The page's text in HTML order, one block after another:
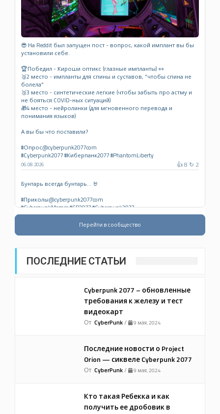
😎 На Reddit был запущен пост - вопрос, какой имплант вы бы
установили себе.
🏆Победил - Кироши оптикс (глазные импланты) 👀
🥈2 место - импланты для спины и суставов, "чтобы спина не
болела"
🥉3 место - синтетические легкие (чтобы забыть про астму и
не бояться COVID-ных ситуаций)
🎁4 место - нейролинки (для мгновенного перевода и
понимания языков)
А вы бы что поставили?
#Опрос@cyberpunk2077com
#Cyberpunk2077 #Киберпанк2077 #PhantomLiberty
06.08.2026 👍 8 ↻ 2
Бунтарь всегда бунтарь... 🤘
#Приколы@cyberpunk2077com
#CyberpunkMemes #CP2077 #Cyberpunk2077
06.08.2026 👍 45 ↻ 2
Перейти в сообщество
ПОСЛЕДНИЕ СТАТЬИ
Cyberpunk 2077 – обновленные
требования к железу и тест
видеокарт
От CyberPunk/ 9 мая, 2024
Последние новости о Project
Orion — сиквеле Cyberpunk 2077
От CyberPunk/ 9 мая, 2024
Кто такая Ребекка и как
получить ее дробовик в